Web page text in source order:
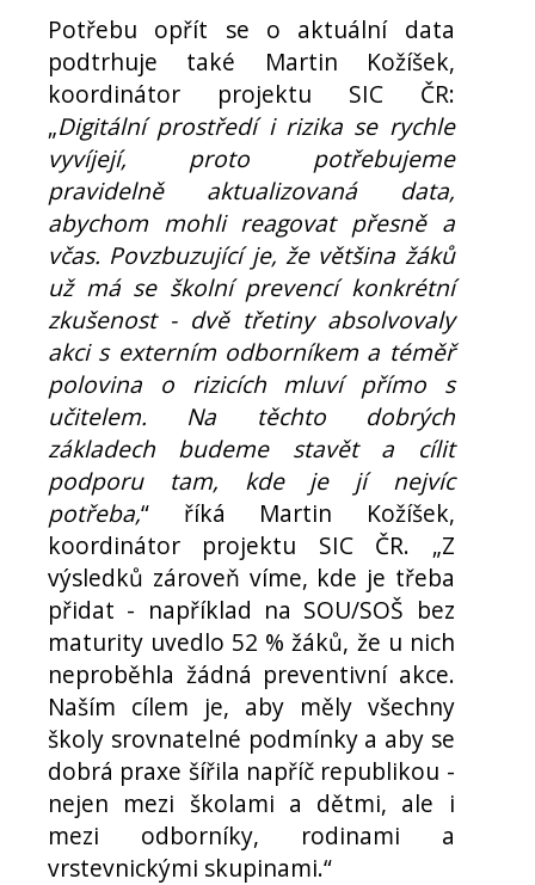
Potřebu opřít se o aktuální data
podtrhuje také Martin Kožíšek,
koordinátor projektu SIC ČR:
„Digitální prostředí i rizika se rychle
vyvíjejí, proto potřebujeme
pravidelně aktualizovaná data,
abychom mohli reagovat přesně a
včas. Povzbuzující je, že většina žáků
už má se školní prevencí konkrétní
zkušenost - dvě třetiny absolvovaly
akci s externím odborníkem a téměř
polovina o rizicích mluví přímo s
učitelem. Na těchto dobrých
základech budeme stavět a cílit
podporu tam, kde je jí nejvíc
potřeba,“ říká Martin Kožíšek,
koordinátor projektu SIC ČR. „Z
výsledků zároveň víme, kde je třeba
přidat - například na SOU/SOŠ bez
maturity uvedlo 52 % žáků, že u nich
neproběhla žádná preventivní akce.
Naším cílem je, aby měly všechny
školy srovnatelné podmínky a aby se
dobrá praxe šířila napříč republikou -
nejen mezi školami a dětmi, ale i
mezi odborníky, rodinami a
vrstevnickými skupinami.“